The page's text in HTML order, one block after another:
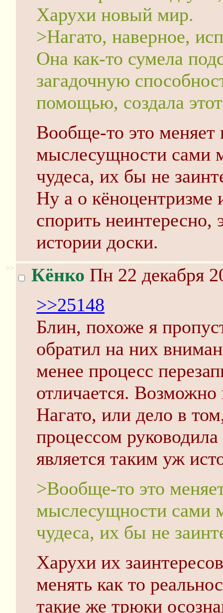
Харухи новый мир.
>Нагато, наверное,
Она как-то сумела
загадочную
помощью, создала
Вообще-то это меняет
мыслесущности сами
чудеса, их бы не
Ну а о кёноцентризме
спорить неинтересно,
истории доски.
>> Кёнко Пн 22 декабря
>>25148
Блин, похоже я
обратил на них
менее процесс
отличается. Возможно
Нагато, или дело в
процессом
является таким уж
>Вообще-то это
мыслесущности сами
чудеса, их бы не
Харухи их
менять как то
такие же трюки